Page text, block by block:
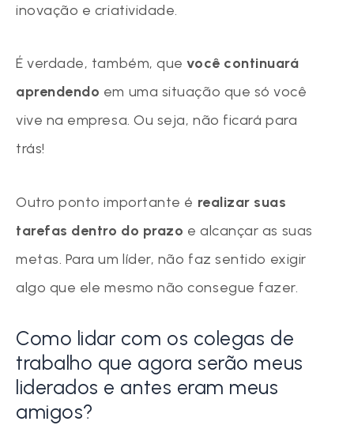
inovação e criatividade.
É verdade, também, quevocê continuará
aprendendo em uma situação que só você
vive na empresa. Ou seja, não ficará para
trás!
Outro ponto importante é realizar suas
tarefas dentro do prazo e alcançar as suas
metas. Para um líder, não faz sentido exigir
algo que ele mesmo não consegue fazer.
Como lidar com os colegas de
trabalho que agora serão meus
liderados e antes eram meus
amigos?